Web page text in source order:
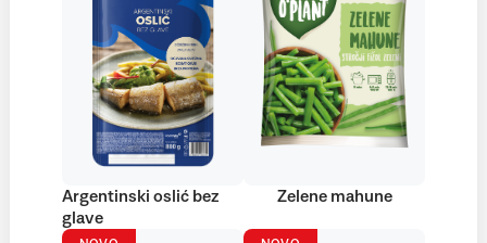
Argentinski oslić bez
glave
Zelene mahune